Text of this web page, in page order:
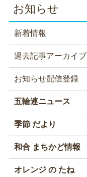
お知らせ
新着情報
過去記事アーカイブ
お知らせ配信登録
五輪連ニュース
季節 だより
和合 まちかど情報
オレンジ の たね